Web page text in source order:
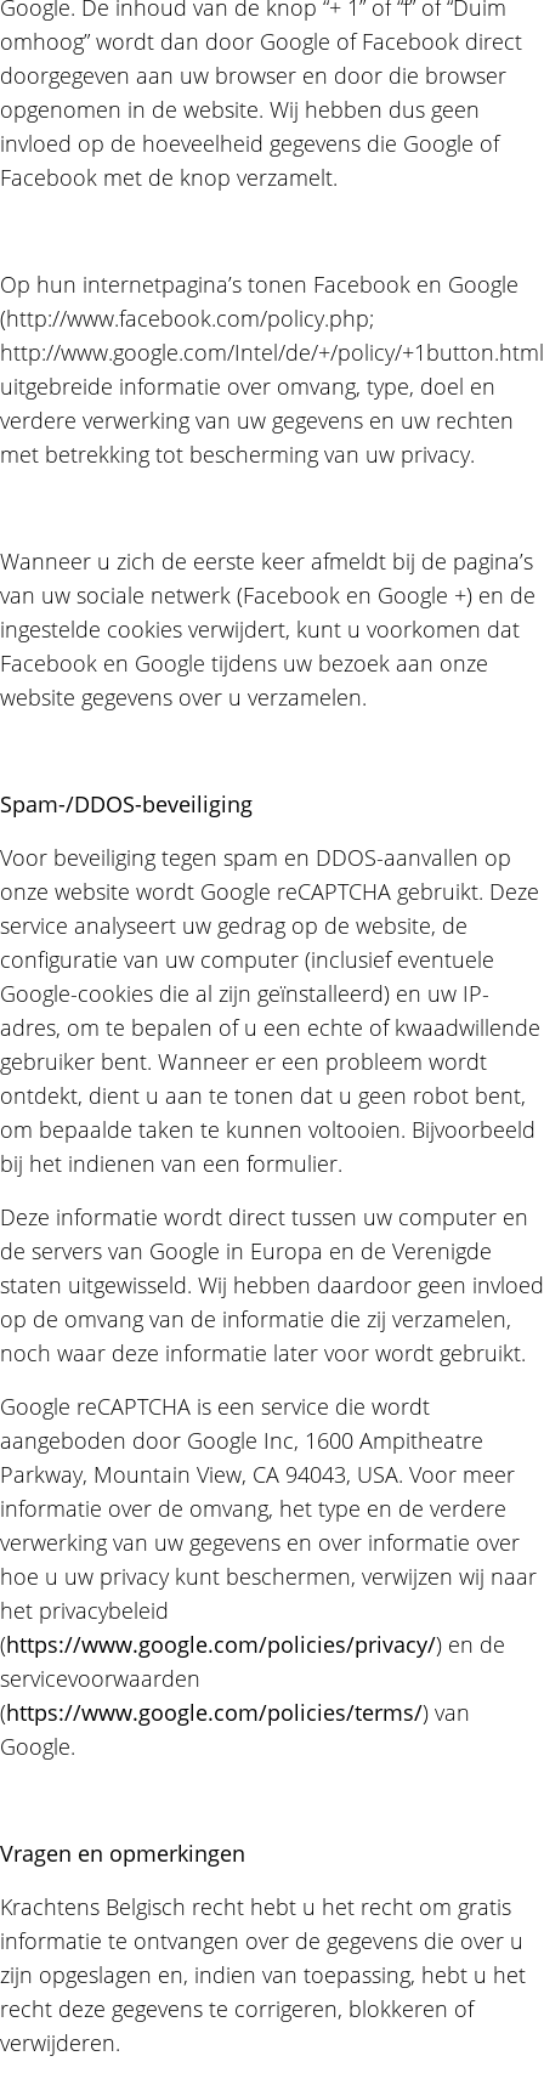
Google. De inhoud van de knop “+ 1” of “f” of “Duim
omhoog” wordt dan door Google of Facebook direct
doorgegeven aan uw browser en door die browser
opgenomen in de website. Wij hebben dus geen
invloed op de hoeveelheid gegevens die Google of
Facebook met de knop verzamelt.
Op hun internetpagina’s tonen Facebook en Google
(http://www.facebook.com/policy.php;
http://www.google.com/Intel/de/+/policy/
uitgebreide informatie over omvang, type, doel en
verdere verwerking van uw gegevens en uw rechten
met betrekking tot bescherming van uw privacy.
Wanneer u zich de eerste keer afmeldt bij de pagina’s
van uw sociale netwerk (Facebook en Google +) en de
ingestelde cookies verwijdert, kunt u voorkomen dat
Facebook en Google tijdens uw bezoek aan onze
website gegevens over u verzamelen.
Spam-/DDOS-beveiliging
Voor beveiliging tegen spam en DDOS-aanvallen op
onze website wordt Google reCAPTCHA gebruikt. Deze
service analyseert uw gedrag op de website, de
configuratie van uw computer (inclusief eventuele
Google-cookies die al zijn geïnstalleerd) en uw IP-
adres, om te bepalen of u een echte of kwaadwillende
gebruiker bent. Wanneer er een probleem wordt
ontdekt, dient u aan te tonen dat u geen robot bent,
om bepaalde taken te kunnen voltooien. Bijvoorbeeld
bij het indienen van een formulier.
Deze informatie wordt direct tussen uw computer en
de servers van Google in Europa en de Verenigde
staten uitgewisseld. Wij hebben daardoor geen invloed
op de omvang van de informatie die zij verzamelen,
noch waar deze informatie later voor wordt gebruikt.
Google reCAPTCHA is een service die wordt
aangeboden door Google Inc, 1600 Ampitheatre
Parkway, Mountain View, CA 94043, USA. Voor meer
informatie over de omvang, het type en de verdere
verwerking van uw gegevens en over informatie over
hoe u uw privacy kunt beschermen, verwijzen wij naar
het privacybeleid
(https://www.google.com/policies/privacy/) en de
servicevoorwaarden
(https://www.google.com/policies/terms/) van
Google.
Vragen en opmerkingen
Krachtens Belgisch recht hebt u het recht om gratis
informatie te ontvangen over de gegevens die over u
zijn opgeslagen en, indien van toepassing, hebt u het
recht deze gegevens te corrigeren, blokkeren of
verwijderen.